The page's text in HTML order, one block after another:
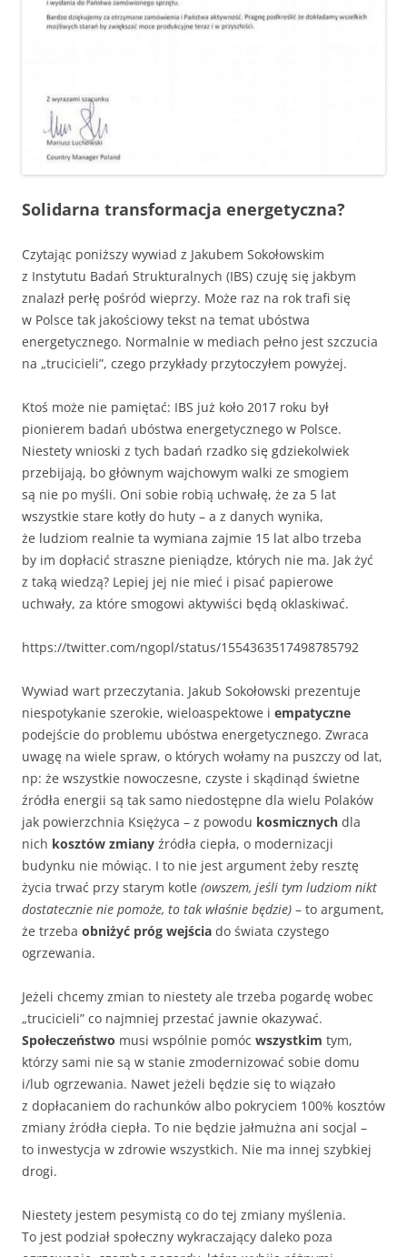
Solidarna transformacja energetyczna?
Czytając poniższy wywiad z Jakubem Sokołowskim
z Instytutu Badań Strukturalnych (IBS) czuję się jakbym
znalazł perłę pośród wieprzy. Może raz na rok trafi się
w Polsce tak jakościowy tekst na temat ubóstwa
energetycznego. Normalnie w mediach pełno jest szczucia
na „trucicieli”, czego przykłady przytoczyłem powyżej.
Ktoś może nie pamiętać: IBS już koło 2017 roku był
pionierem badań ubóstwa energetycznego w Polsce.
Niestety wnioski z tych badań rzadko się gdziekolwiek
przebijają, bo głównym wajchowym walki ze smogiem
są nie po myśli. Oni sobie robią uchwałę, że za 5 lat
wszystkie stare kotły do huty – a z danych wynika,
że ludziom realnie ta wymiana zajmie 15 lat albo trzeba
by im dopłacić straszne pieniądze, których nie ma. Jak żyć
z taką wiedzą? Lepiej jej nie mieć i pisać papierowe
uchwały, za które smogowi aktywiści będą oklaskiwać.
https://twitter.com/ngopl/status/1554363517498785792
Wywiad wart przeczytania. Jakub Sokołowski prezentuje
niespotykanie szerokie, wieloaspektowe i empatyczne
podejście do problemu ubóstwa energetycznego. Zwraca
uwagę na wiele spraw, o których wołamy na puszczy od lat,
np: że wszystkie nowoczesne, czyste i skądinąd świetne
źródła energii są tak samo niedostępne dla wielu Polaków
jak powierzchnia Księżyca – z powodu kosmicznych dla
nich kosztów zmiany źródła ciepła, o modernizacji
budynku nie mówiąc. I to nie jest argument żeby resztę
życia trwać przy starym kotle (owszem, jeśli tym ludziom nikt
dostatecznie nie pomoże, to tak właśnie będzie) – to argument,
że trzeba obniżyć próg wejścia do świata czystego
ogrzewania.
Jeżeli chcemy zmian to niestety ale trzeba pogardę wobec
„trucicieli” co najmniej przestać jawnie okazywać.
Społeczeństwo musi wspólnie pomóc wszystkim tym,
którzy sami nie są w stanie zmodernizować sobie domu
i/lub ogrzewania. Nawet jeżeli będzie się to wiązało
z dopłacaniem do rachunków albo pokryciem 100% kosztów
zmiany źródła ciepła. To nie będzie jałmużna ani socjal –
to inwestycja w zdrowie wszystkich. Nie ma innej szybkiej
drogi.
Niestety jestem pesymistą co do tej zmiany myślenia.
To jest podział społeczny wykraczający daleko poza